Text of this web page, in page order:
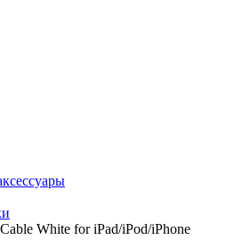
White for iPad/iPod/iPhone